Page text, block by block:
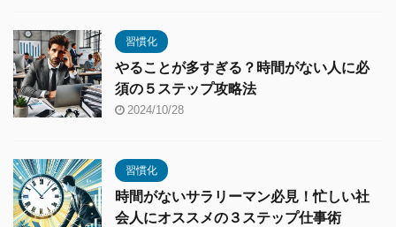
習慣化
やることが多すぎる？時間がない人に必
須の５ステップ攻略法
2024/10/28
習慣化
時間がないサラリーマン必見！忙しい社
会人にオススメの３ステップ仕事術